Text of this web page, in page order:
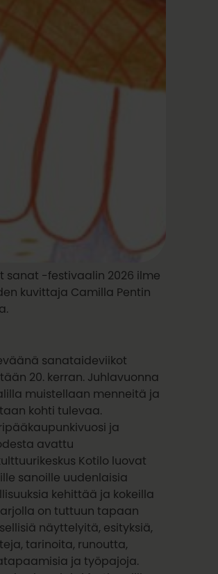
sanat -festivaalin 2026 ilme
kuvittaja Camilla Pentin
sanataideviikot
20. kerran. Juhlavuonna
muistellaan menneitä ja
kohti tulevaa.
ja
avattu
Kotilo luovat
sanoille uudenlaisia
kehittää ja kokeilla
on tuttuun tapaan
näyttelyitä, esityksiä,
tarinoita, runoutta,
ja työpajoja.